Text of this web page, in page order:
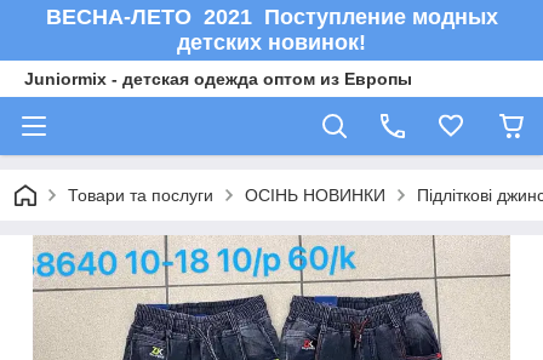
ВЕСНА-ЛЕТО 2021 Поступление модных
детских новинок!
Juniormix - детская одежда оптом из Европы
Товари та послуги ОСIНЬ НОВИНКИ Підліткові